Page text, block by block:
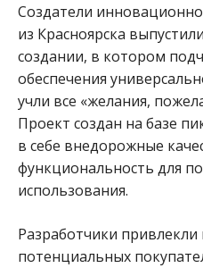
Создатели
из Красноярска
создании, в котором
обеспечения
учли все «желания,
Проект создан на базе
в себе внедорожные
функциональность для
использования.
Разработчики
потенциальных